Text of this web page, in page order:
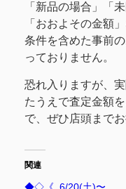
「新品の場合」「
「おおよその金額」
条件を含めた事前
っておりません。
恐れ入りますが、
たうえで査定金額
で、ぜひ店頭まで
関連